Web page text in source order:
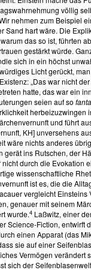
völlig
nehmen zum Beispiel
Sand hart wäre. Die
das so ist, führten
gestärkt würde.
sich in ein höchst
Licht gerückt,
„Das war nicht
hatte, das war ein
seien auf so
herbeizuzwingen
und führt
KH] unversehens
wäre nichts anderes
gerät ins Rutschen, der
durch die Evokation
wissenschaftliche
ist es, die die
vergleicht Einsteins
genauer mit seinem
wurde.4 Laßwitz, einer
Science-Fiction, entwirft
einen Apparat (das
sie auf einer
Vermögen verändert
sich der